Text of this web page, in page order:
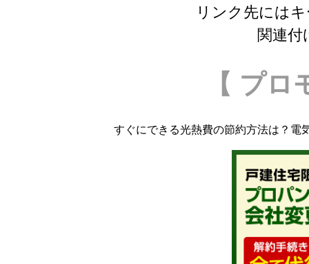
リンク先には
関連
【 プ
すぐにできる光熱費の節約方法は？電